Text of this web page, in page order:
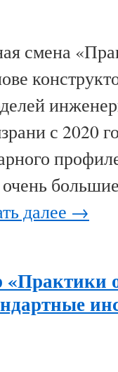
смена
с 2020
далее →
«Практики